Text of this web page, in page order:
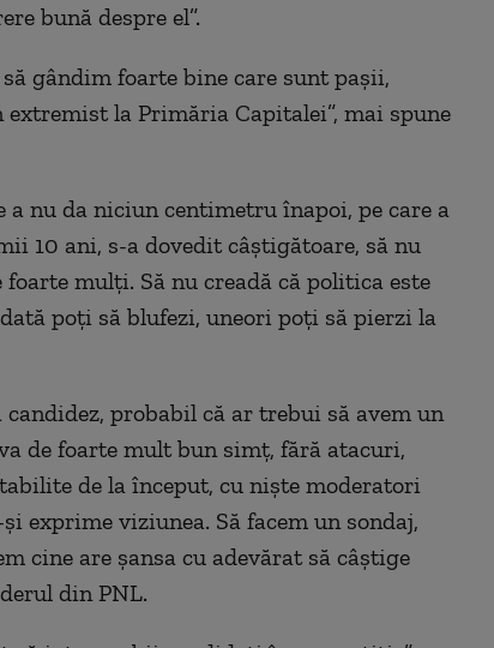
bună despre el”.
gândim foarte bine care sunt pașii,
la Primăria Capitalei”, mai spune
a nu da niciun centimetru înapoi, pe care a
10 ani, s-a dovedit câștigătoare, să nu
mulți. Să nu creadă că politica este
poți să blufezi, uneori poți să pierzi la
candidez, probabil că ar trebui să avem un
de foarte mult bun simț, fără atacuri,
de la început, cu niște moderatori
exprime viziunea. Să facem un sondaj,
cine are șansa cu adevărat să câștige
din PNL.